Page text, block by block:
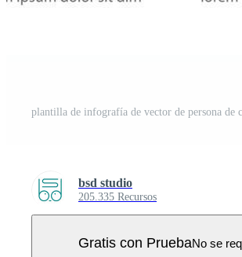
bsd studio
205.335 Recursos
Gratis con PruebaNo se